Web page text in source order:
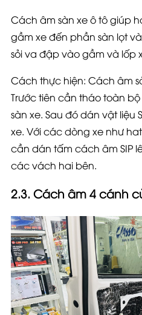
Cách âm sàn xe ô tô giúp
gầm xe đến phần sàn lọt
sỏi va đập vào gầm và lốp
Cách thực hiện: Cách âm
Trước tiên cần tháo toàn
sàn xe. Sau đó dán vật liệu
xe. Với các dòng xe như
cần dán tấm cách âm SIP
các vách hai bên.
2.3. Cách âm 4 cánh